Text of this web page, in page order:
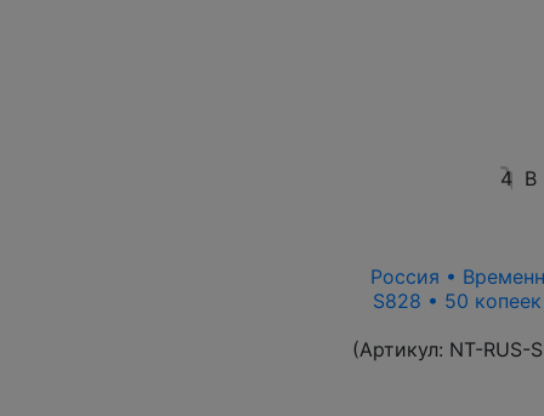
4 В
Россия •
S828 • 50
(Артикул: NT-RUS-